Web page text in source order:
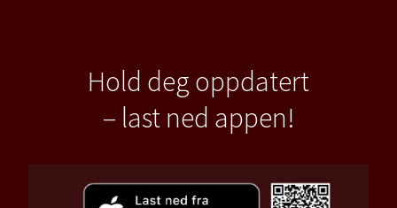
Hold deg oppdatert
– last ned appen!